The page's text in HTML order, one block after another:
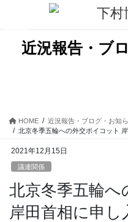
近況報告・ブ
HOME 近況報告・ブログ・お知
北京冬季五輪への外交ボイコット
2021年12月15日
議連関係
北京冬季五輪へ
岸田首相に申し